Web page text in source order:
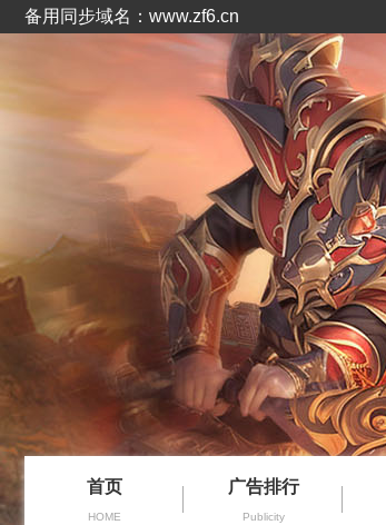
备用同步域名：www.zf6.cn
首页
HOME
广告排行
Publicity